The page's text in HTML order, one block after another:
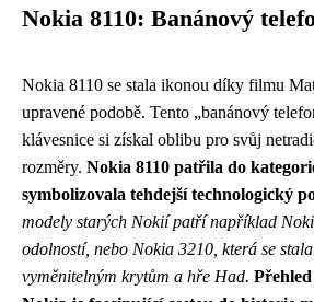
Nokia 8110: Banánový
Nokia 8110 se stala ikonou díky filmu
upravené podobě. Tento „banánový
klávesnice si získal oblibu pro svůj
rozměry. Nokia 8110 patřila do
symbolizovala tehdejší technologický
modely starých Nokií patří například
odolností, nebo Nokia 3210, která se
vyměnitelným krytům a hře Had.